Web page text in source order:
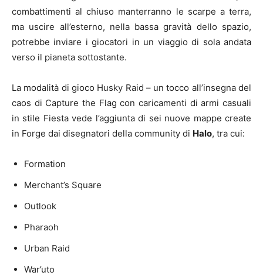
combattimenti al chiuso manterranno le scarpe a terra,
ma uscire all’esterno, nella bassa gravità dello spazio,
potrebbe inviare i giocatori in un viaggio di sola andata
verso il pianeta sottostante.
La modalità di gioco Husky Raid – un tocco all’insegna del
caos di Capture the Flag con caricamenti di armi casuali
in stile Fiesta vede l’aggiunta di sei nuove mappe create
in Forge dai disegnatori della community di Halo, tra cui:
Formation
Merchant’s Square
Outlook
Pharaoh
Urban Raid
War’uto